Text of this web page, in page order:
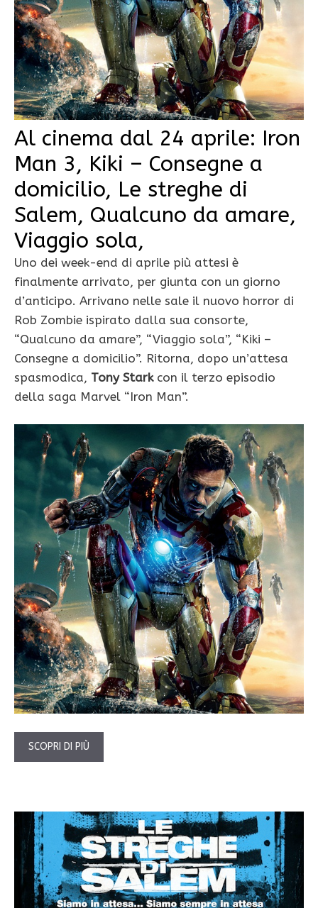
Al cinema dal 24 aprile: Iron
Man 3, Kiki – Consegne a
domicilio, Le streghe di
Salem, Qualcuno da amare,
Viaggio sola,
Uno dei week-end di aprile più attesi è
finalmente arrivato, per giunta con un giorno
d’anticipo. Arrivano nelle sale il nuovo horror di
Rob Zombie ispirato dalla sua consorte,
“Qualcuno da amare”, “Viaggio sola”, “Kiki –
Consegne a domicilio”. Ritorna, dopo un’attesa
spasmodica, Tony Starkcon il terzo episodio
della saga Marvel “Iron Man”.
SCOPRI DI PIÙ